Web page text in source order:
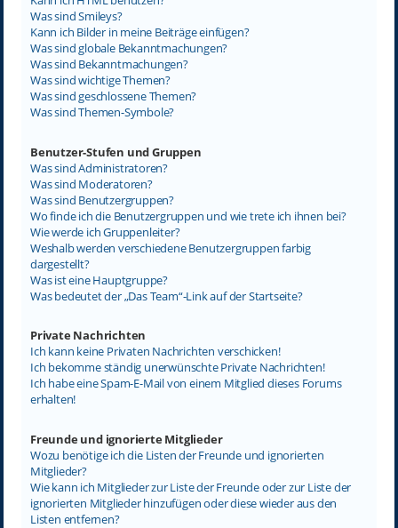
Was sind Smileys?
Kann ich Bilder in meine Beiträge einfügen?
Was sind globale Bekanntmachungen?
Was sind Bekanntmachungen?
Was sind wichtige Themen?
Was sind geschlossene Themen?
Was sind Themen-Symbole?
Benutzer-Stufen und Gruppen
Was sind Administratoren?
Was sind Moderatoren?
Was sind Benutzergruppen?
Wo finde ich die Benutzergruppen und wie trete ich ihnen bei?
Wie werde ich Gruppenleiter?
Weshalb werden verschiedene Benutzergruppen farbig
dargestellt?
Was ist eine Hauptgruppe?
Was bedeutet der „Das Team“-Link auf der Startseite?
Private Nachrichten
Ich kann keine Privaten Nachrichten verschicken!
Ich bekomme ständig unerwünschte Private Nachrichten!
Ich habe eine Spam-E-Mail von einem Mitglied dieses Forums
erhalten!
Freunde und ignorierte Mitglieder
Wozu benötige ich die Listen der Freunde und ignorierten
Mitglieder?
Wie kann ich Mitglieder zur Liste der Freunde oder zur Liste der
ignorierten Mitglieder hinzufügen oder diese wieder aus den
Listen entfernen?